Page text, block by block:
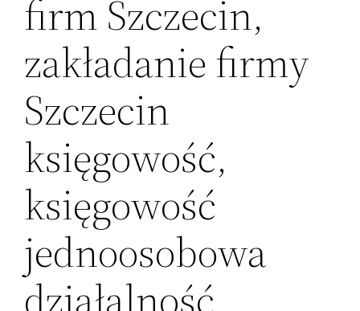
firm Szczecin,
zakładanie firmy
Szczecin
księgowość,
księgowość
jednoosobowa
działalność